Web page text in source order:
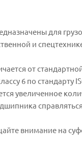
для
и
от
6 по
увеличенное
внимание на